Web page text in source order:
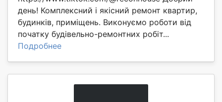
день! Комплексний і якісний ремонт квартир,
будинків, приміщень. Виконуємо роботи від
початку будівельно-ремонтних робіт...
Подробнее